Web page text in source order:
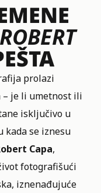
ROBERT
prolazi
– je li umetnost ili
isključivo u
kada se iznesu
Capa,
fotografišući
iznenađujuće